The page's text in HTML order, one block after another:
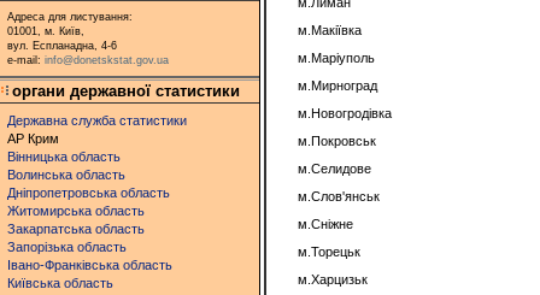
Адреса для листування:
01001, м. Київ,
вул. Еспланадна, 4-6
e-mail: info@donetskstat.gov.ua
органи державної статистики
Державна служба статистики
АР Крим
Вінницька область
Волинська область
Дніпропетровська область
Житомирська область
Закарпатська область
Запорізька область
Івано-Франківська область
Київська область
м.Макіївка
м.Маріуполь
м.Мирноград
м.Новогродівка
м.Покровськ
м.Селидове
м.Слов'янськ
м.Сніжне
м.Торецьк
м.Харцизьк